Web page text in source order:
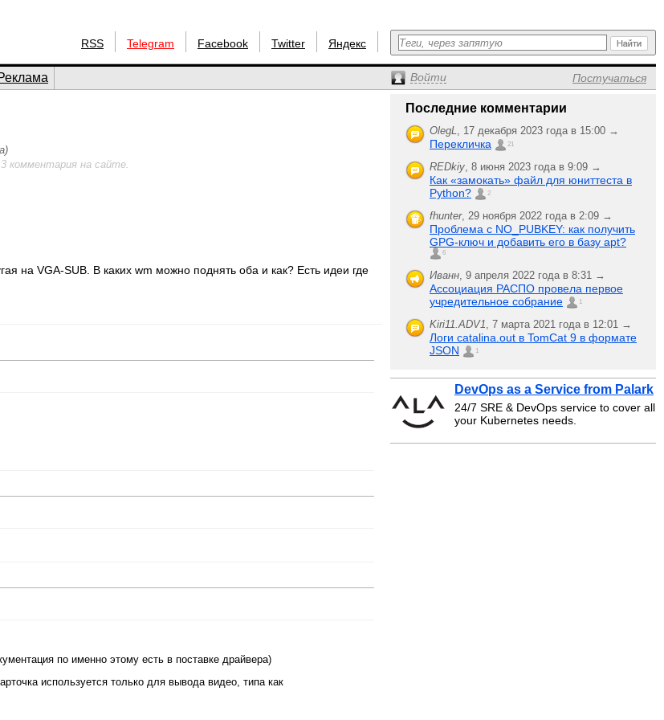
RSS Telegram Facebook Twitter Яндекс
Войти Постучаться
комментария на сайте.
на VGA-SUB. В каких wm можно поднять оба и как? Есть идеи где
по именно этому есть в поставке драйвера)
используется только для вывода видео, типа как
Последние комментарии
OlegL, 17 декабря 2023 года в 15:00 →
Перекличка 21
REDkiy, 8 июня 2023 года в 9:09 →
Как «замокать» файл для юниттеста в
Python?
2
fhunter, 29 ноября 2022 года в 2:09 →
Проблема с NO_PUBKEY: как получить
GPG-ключ и добавить его в базу apt?
6
Иванн, 9 апреля 2022 года в 8:31 →
Ассоциация РАСПО провела первое
учредительное собрание
1
Kiri11.ADV1, 7 марта 2021 года в 12:01 →
Логи catalina.out в TomCat 9 в формате
JSON
1
DevOps as a Service from Palark
24/7 SRE & DevOps service to cover all
your Kubernetes needs.